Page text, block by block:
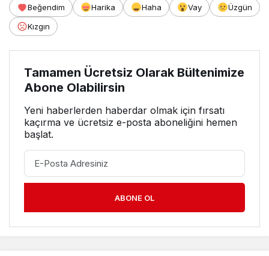
Beğendim Harika Haha Vay
Üzgün
Kızgın
Tamamen Ücretsiz Olarak Bültenimize
Abone Olabilirsin
Yeni haberlerden haberdar olmak için fırsatı
kaçırma ve ücretsiz e-posta aboneliğini hemen
başlat.
ABONE OL